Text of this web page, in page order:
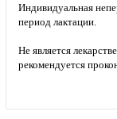
Индивидуальная
период лактации.
Не является
рекомендуется